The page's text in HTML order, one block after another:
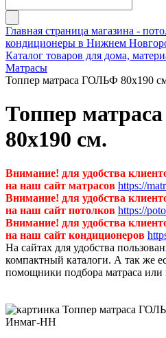
Главная страница магазина -
кондиционеры в Нижнем
Каталог товаров для дома,
Матрасы
Топпер матраса ГОЛЬФ 80х190
Топпер
80х190 см.
Внимание! для удобства
на наш сайт матрасов https://
Внимание! для удобства
на наш сайт потолков https://
Внимание! для удобства
на наш сайт кондиционеров
На сайтах для удобства
компактный каталоги. А так же
помощники подбора матраса или